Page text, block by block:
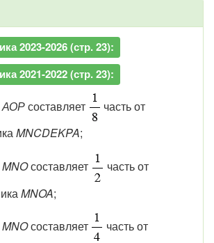
2023-2026 (стр. 23):
2021-2022 (стр. 23):
АОРсоставляет
часть от
MNCDEKPA;
MNOсоставляет
часть от
MNOA;
MNOсоставляет
часть от